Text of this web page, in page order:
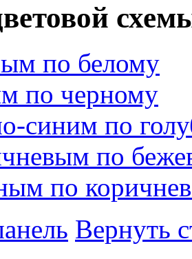
по белому
по черному
синим по
по
по
Вернуть